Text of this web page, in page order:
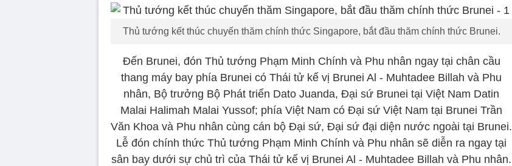
Thủ tướng kết thúc chuyến thăm chính thức Singapore, bắt đầu thăm chính thức Brunei.
Đến Brunei, đón Thủ tướng Phạm Minh Chính và Phu nhân ngay tại chân cầu
thang máy bay phía Brunei có Thái tử kế vị Brunei Al - Muhtadee Billah và Phu
nhân, Bộ trưởng Bộ Phát triển Dato Juanda, Đại sứ Brunei tại Việt Nam Datin
Malai Halimah Malai Yussof; phía Việt Nam có Đại sứ Việt Nam tại Brunei Trần
Văn Khoa và Phu nhân cùng cán bộ Đại sứ, Đại sứ đại diện nước ngoài tại Brunei.
Lễ đón chính thức Thủ tướng Phạm Minh Chính và Phu nhân sẽ diễn ra ngay tại
sân bay dưới sự chủ trì của Thái tử kế vị Brunei Al - Muhtadee Billah và Phu nhân.